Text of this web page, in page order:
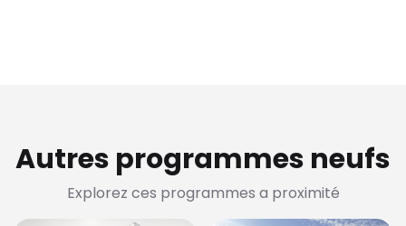
Autres programmes neufs
Explorez ces programmes a proximité